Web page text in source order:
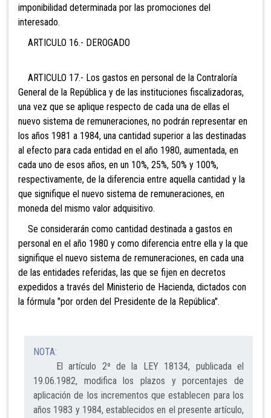
imponibilidad determinada por las promociones del
interesado.
ARTICULO 16.- DEROGADO
ARTICULO 17.- Los gastos en personal de la Contraloría
General de la República y de las instituciones fiscalizadoras,
una vez que se aplique respecto de cada una de ellas el
nuevo sistema de remuneraciones, no podrán representar en
los años 1981 a 1984, una cantidad superior a las destinadas
al efecto para cada entidad en el año 1980, aumentada, en
cada uno de esos años, en un 10%, 25%, 50% y 100%,
respectivamente, de la diferencia entre aquella cantidad y la
que signifique el nuevo sistema de remuneraciones, en
moneda del mismo valor adquisitivo.
Se considerarán como cantidad destinada a gastos en
personal en el año 1980 y como diferencia entre ella y la que
signifique el nuevo sistema de remuneraciones, en cada una
de las entidades referidas, las que se fijen en decretos
expedidos a través del Ministerio de Hacienda, dictados con
la fórmula "por orden del Presidente de la República".
NOTA:
El artículo 2º de la LEY 18134, publicada el
19.06.1982, modifica los plazos y porcentajes de
aplicación de los incrementos que establecen para los
años 1983 y 1984, establecidos en el presente artículo,